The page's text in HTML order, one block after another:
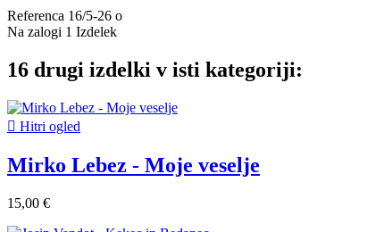
Referenca 16/5-26 o
Na zalogi 1 Izdelek
16 drugi izdelki v isti kategoriji:
 Hitri ogled
Mirko Lebez - Moje veselje
15,00 €